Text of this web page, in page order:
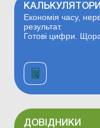
Економія часу,
результат.
Готові цифри.
ДОВІДНИКИ